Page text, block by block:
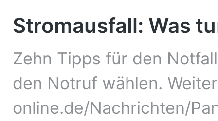
Stromausfall: Was
Zehn Tipps für den
den Notruf wählen.
online.de/Nachrichten/